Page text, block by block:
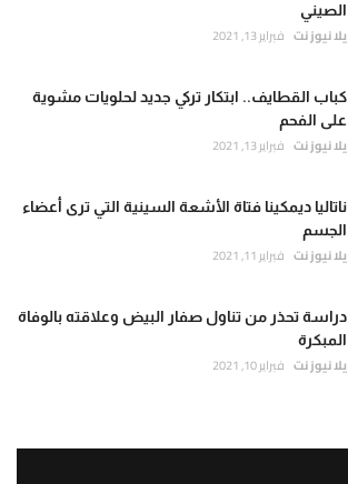
الصيني
يلا نيوز نت فبراير 13, 2021
كباب القطايف.. ابتكار تركي جديد لحلويات مشوية
على الفحم
يلا نيوز نت فبراير 13, 2021
ناتاليا ديمكينا فتاة الأشعة السينية التي ترى أعضاء
الجسم
يلا نيوز نت فبراير 11, 2021
دراسة تحذر من تناول صفار البيض وعلاقته بالوفاة
المبكرة
يلا نيوز نت فبراير 10, 2021